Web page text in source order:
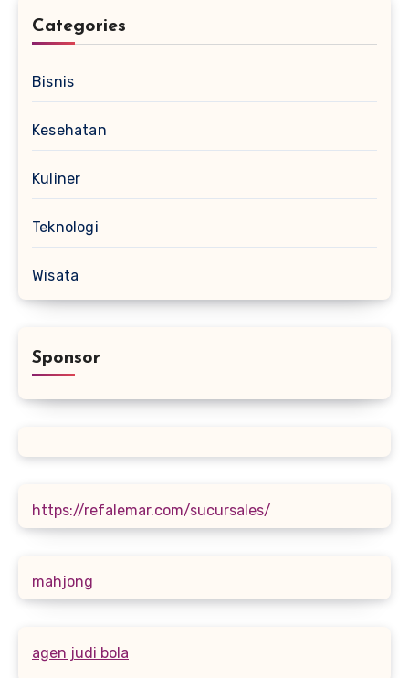
Categories
Bisnis
Kesehatan
Kuliner
Teknologi
Wisata
Sponsor
https://refalemar.com/sucursales/
mahjong
agen judi bola